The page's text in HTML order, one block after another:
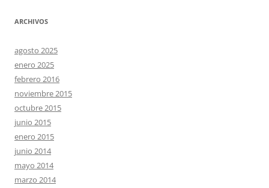
ARCHIVOS
agosto 2025
enero 2025
febrero 2016
noviembre 2015
octubre 2015
junio 2015
enero 2015
junio 2014
mayo 2014
marzo 2014